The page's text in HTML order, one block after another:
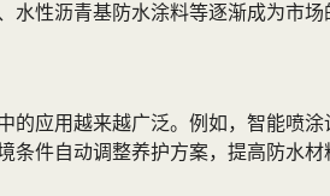
性沥青基防水涂料等逐渐成为市
应用越来越广泛。例如，智能喷
件自动调整养护方案，提高防水